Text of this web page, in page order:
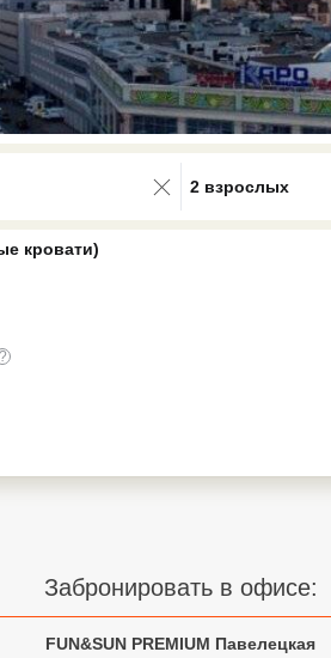
0 results
2 взрослых
кровати)
?
Забронировать в офисе:
FUN&SUN PREMIUM Павелецкая